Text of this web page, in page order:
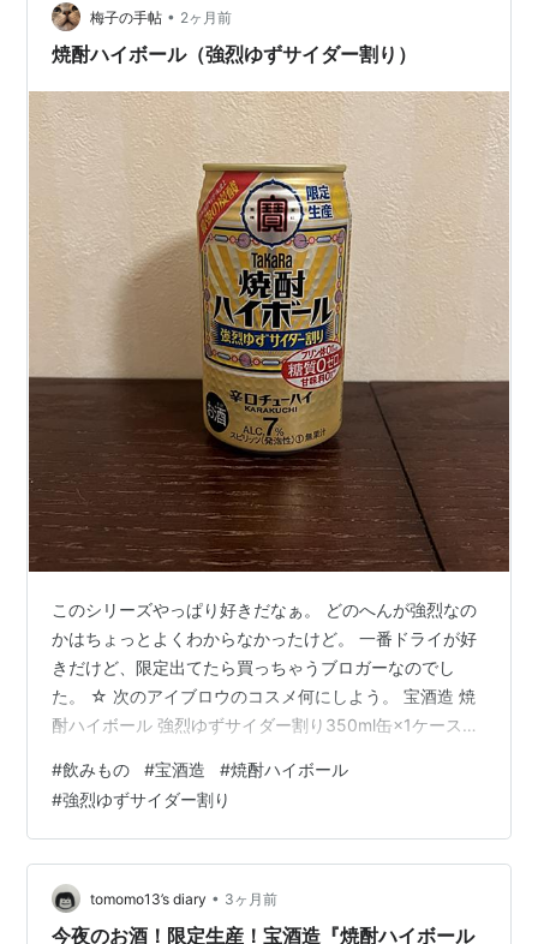
ルベシャプ…
梅子の手帖 • 2ヶ月前
焼酎ハイボール（強烈ゆずサイダー割り）
このシリーズやっぱり好きだなぁ。 どのへんが強烈なの
かはちょっとよくわからなかったけど。 一番ドライが好
きだけど、限定出てたら買っちゃうブロガーなのでし
た。 ☆ 次のアイブロウのコスメ何にしよう。 宝酒造 焼
酎ハイボール 強烈ゆずサイダー割り350ml缶×1ケース
酒造 タカラ 焼酎ハイボール ＜強烈ゆずサイダー割り＞
缶 500ml×24本×2ケース (48本) チューハイ・ハイボー
ル・カクテル【送料無料※一部地域は除く】価格: 8048
円楽天で詳細を見る 琉球ガラス 沖縄 お土産 ロックグラ
ス 焼酎グラス 結婚祝い 引き出物 おし…
#飲みもの #宝酒造 #焼酎ハイボール
#強烈ゆずサイダー割り
tomomo13’s diary • 3ヶ月前
今夜のお酒！限定生産！宝酒造『焼酎ハイボール